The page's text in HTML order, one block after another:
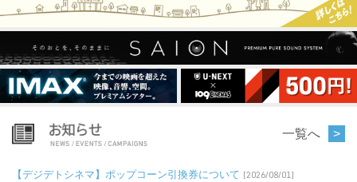
一覧へ
【デジデトシネマ】ポップコーン引換券について [2026/08/01]